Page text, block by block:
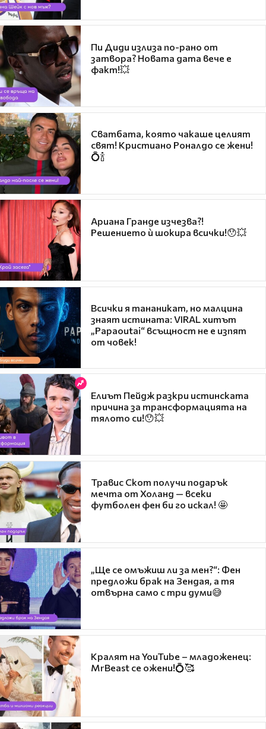
Пи Диди излиза по-рано от
затвора? Новата дата вече е
факт!💥
Сватбата, която чакаше целият
свят! Кристиано Роналдо се жени!
💍🍾
Ариана Гранде изчезва?!
Решението ѝ шокира всички!😯💥
Всички я тананикат, но малцина
знаят истината: VIRAL хитът
„Papaoutai“ всъщност не е изпят
от човек!
Елиът Пейдж разкри истинската
причина за трансформацията на
тялото си!😯💥
Травис Скот получи подарък
мечта от Холанд — всеки
футболен фен би го искал! 🤩
„Ще се омъжиш ли за мен?“: Фен
предложи брак на Зендая, а тя
отвърна само с три думи😅
Кралят на YouTube – младоженец:
MrBeast се ожени!💍🥰